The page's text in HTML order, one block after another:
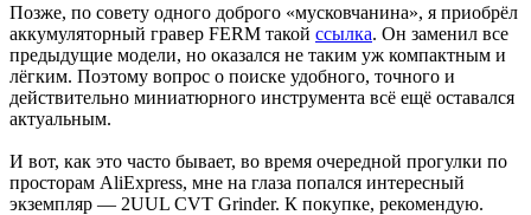
Позже, по совету одного доброго «мусковчанина», я приобрёл
аккумуляторный гравер FERM такой ссылка. Он заменил все
предыдущие модели, но оказался не таким уж компактным и
лёгким. Поэтому вопрос о поиске удобного, точного и
действительно миниатюрного инструмента всё ещё оставался
актуальным.
И вот, как это часто бывает, во время очередной прогулки по
просторам AliExpress, мне на глаза попался интересный
экземпляр — 2UUL CVT Grinder. К покупке, рекомендую.